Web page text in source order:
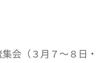
会（３月７～８日・